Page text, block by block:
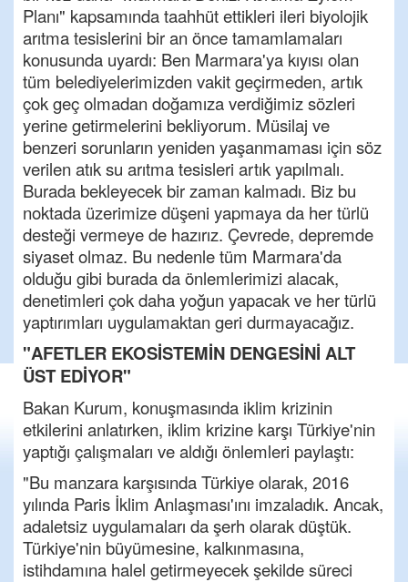
Planı" kapsamında taahhüt ettikleri ileri biyolojik
arıtma tesislerini bir an önce tamamlamaları
konusunda uyardı: Ben Marmara'ya kıyısı olan
tüm belediyelerimizden vakit geçirmeden, artık
çok geç olmadan doğamıza verdiğimiz sözleri
yerine getirmelerini bekliyorum. Müsilaj ve
benzeri sorunların yeniden yaşanmaması için söz
verilen atık su arıtma tesisleri artık yapılmalı.
Burada bekleyecek bir zaman kalmadı. Biz bu
noktada üzerimize düşeni yapmaya da her türlü
desteği vermeye de hazırız. Çevrede, depremde
siyaset olmaz. Bu nedenle tüm Marmara'da
olduğu gibi burada da önlemlerimizi alacak,
denetimleri çok daha yoğun yapacak ve her türlü
yaptırımları uygulamaktan geri durmayacağız.
"AFETLER EKOSİSTEMİN DENGESİNİ ALT
ÜST EDİYOR"
Bakan Kurum, konuşmasında iklim krizinin
etkilerini anlatırken, iklim krizine karşı Türkiye'nin
yaptığı çalışmaları ve aldığı önlemleri paylaştı:
"Bu manzara karşısında Türkiye olarak, 2016
yılında Paris İklim Anlaşması'ını imzaladık. Ancak,
adaletsiz uygulamaları da şerh olarak düştük.
Türkiye'nin büyümesine, kalkınmasına,
istihdamına halel getirmeyecek şekilde süreci